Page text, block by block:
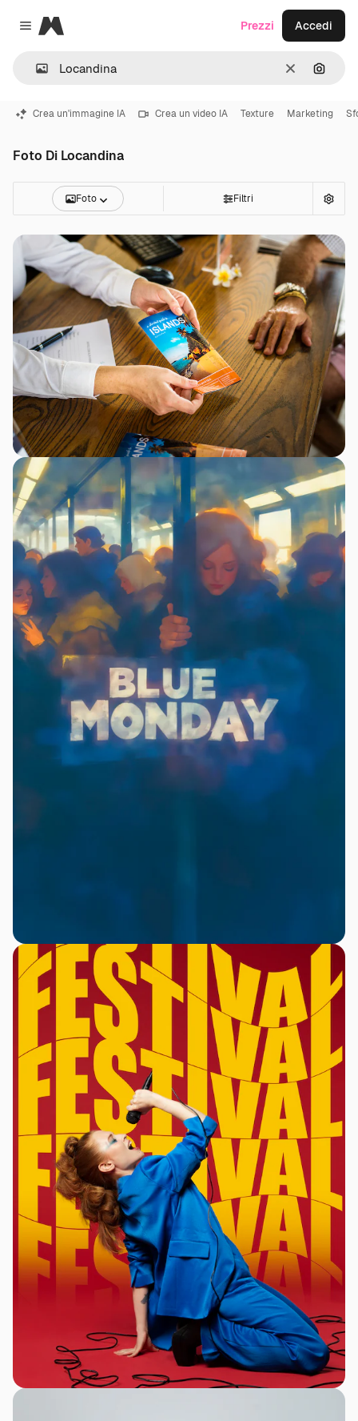
Close menu
Magnific
CancellaCerca
Prezzi Accedi
Crea un'immagine IA Crea un video IA Texture Marketing
Foto Di Locandina
Foto Filtri